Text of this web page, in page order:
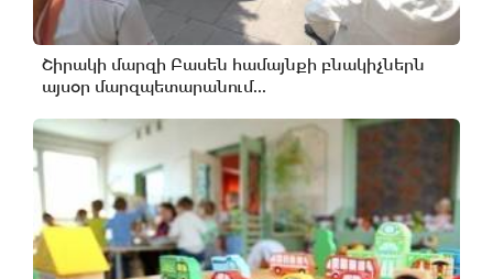
Շիրակի մարզի Բասեն համայնքի բնակիչներն
այսօր մարզպետարանում...